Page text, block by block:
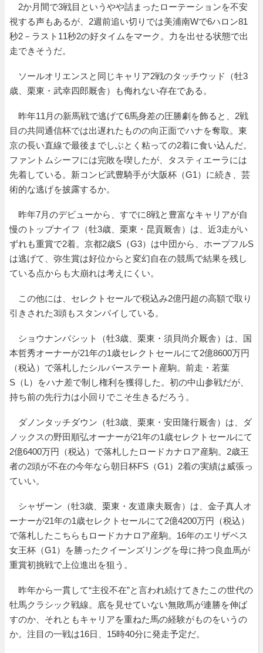
2か月間で3戦目というやや詰まったローテーションを不安
視する声もあるが、2週前追い切りでは美浦南Wで6ハロン81
秒2－ラスト11秒2の好タイムをマーク。力を出せる状態で出
走できそうだ。
ソールオリエンスと同じキャリア2戦のタッチウッド（牡3
歳、栗東・武幸四郎厩舎）も侮れない存在である。
昨年11月の新馬戦で逃げて6馬身差の圧勝劇を飾ると、2戦
目の共同通信杯では出遅れたものの向正面でハナを奪取。東
京の長い直線で最後までしぶとく粘っての2着に食い込んだ。
ファントムシーフには完敗を喫したが、タスティエーラには
先着している。新コンビ武豊騎手が大阪杯（G1）に続き、芸
術的な逃げを披露するか。
昨年7月のデビューから、すでに8戦と豊富なキャリアが自
慢のトップナイフ（牡3歳、栗東・昆貢厩舎）は、近3走がい
ずれも重賞で2着。京都2歳S（G3）は中団から、ホープフルS
は逃げて、弥生賞は好位からと変幻自在の競馬で結果を残し
ている点からも大崩れは考えにくい。
この他には、セレクトセールで税込み2億円超の高額で取り
引きされた3頭もスタンバイしている。
ショウナンバシット（牡3歳、栗東・須貝尚介厩舎）は、国
本哲秀オーナーが21年の1歳セレクトセールにて2億8600万円
（税込）で落札したシルバーステート産駒。前走・若葉
S（L）をハナ差で制し権利を獲得した。初の中山参戦だが、
持ち前の先行力は小回りでこそ生きるだろう。
ダノンタッチダウン（牡3歳、栗東・安田隆行厩舎）は、ダ
ノックスの野田順弘オーナーが21年の1歳セレクトセールにて
2億6400万円（税込）で落札したロードカナロア産駒。2歳王
者の2頭が不在の今年なら朝日杯FS（G1）2着の実績は威張っ
ていい。
シャザーン（牡3歳、栗東・友道康夫厩舎）は、金子真人オ
ーナーが21年の1歳セレクトセールにて2億4200万円（税込）
で落札したこちらもロードカナロア産駒。16年のエリザベス
女王杯（G1）を勝ったクイーンズリングを母に持つ良血馬が
重賞初挑戦で上位進出を狙う。
昨年から一貫して“主役不在”と言われ続けてきたこの世代の
牡馬クラシック戦線。底を見せていない無敗馬が連勝を伸ば
すのか、それともキャリアを重ねた馬の経験がものをいうの
か。注目の一戦は16日、15時40分に発走予定だ。